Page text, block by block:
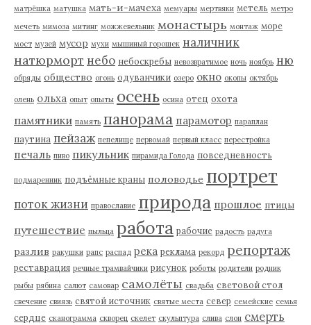
матрёшка матушка мать-и-мачеха мемуары мертвяки метель метро
мечеть мимоза митинг можжевельник монастырь монтаж море
мост музей мусор мухи мышиный горошек наличник
натюрморт небо небоскребы невозвратимое ночь ноябрь ню
обряды общество огонь одуванчики озеро окно окопы октябрь
олень ольха опыт опыты осень осина отец охота
памятники память панорама парамотор параплан
паутина пейзаж пепелище первомай первый класс перестройка
печаль пиво пикульник пирамида Голода повседневность
подмаренник подъёмные краны половодье портрет
поток жизни православие природа прошлое птицы
путешествие пыльца работа рабочие радость радуга
разлив ракушки рапс распад река реклама рекорд репортаж
реставрация речные трамвайчики рисунок роботы родители родник
рыбы рябина салют самовар самолёты свадьба световой стол
свечение свиязь святой источник святые места север семейские семья
сердце сканограмма скворец скелет скульптура слива слон смерть